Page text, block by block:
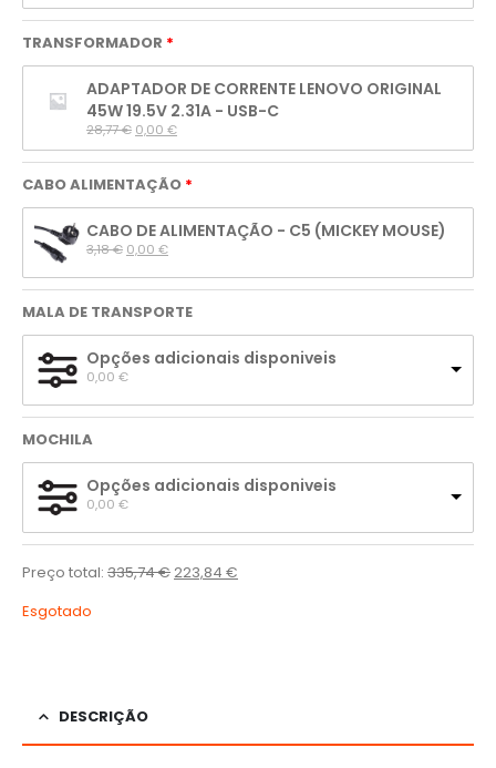
TRANSFORMADOR
ADAPTADOR DE CORRENTE LENOVO ORIGINAL
45W 19.5V 2.31A - USB-C
28,77 € 0,00 €
CABO ALIMENTAÇÃO
CABO DE ALIMENTAÇÃO - C5 (MICKEY MOUSE)
3,18 € 0,00 €
MALA DE TRANSPORTE
Opções adicionais disponiveis
0,00 €
MOCHILA
Opções adicionais disponiveis
0,00 €
Preço total: 335,74€223,84 €
Esgotado
DESCRIÇÃO